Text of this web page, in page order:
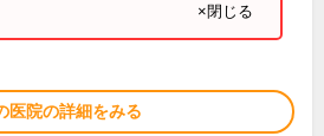
×閉じる
医院の詳細をみる